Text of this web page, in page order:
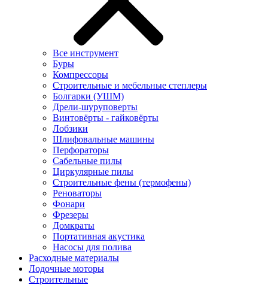
Все инструмент
Буры
Компрессоры
Строительные и мебельные степлеры
Болгарки (УШМ)
Дрели-шуруповерты
Винтовёрты - гайковёрты
Лобзики
Шлифовальные машины
Перфораторы
Сабельные пилы
Циркулярные пилы
Строительные фены (термофены)
Реноваторы
Фонари
Фрезеры
Домкраты
Портативная акустика
Насосы для полива
Расходные материалы
Лодочные моторы
Строительные